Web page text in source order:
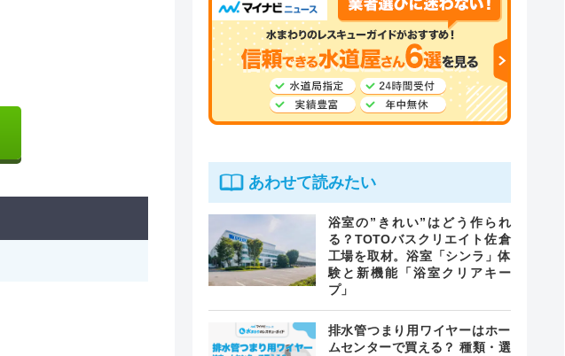
あわせて読みたい
浴室の”きれい”はどう作られ
る？TOTOバスクリエイト佐倉
工場を取材。浴室「シンラ」体
験と新機能「浴室クリアキー
プ」
排水管つまり用ワイヤーはホー
ムセンターで買える？ 種類・選